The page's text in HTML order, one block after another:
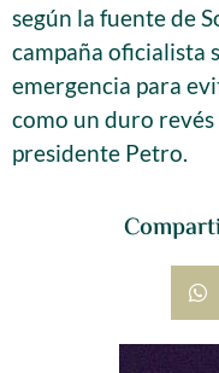
según la fuente de
campaña oficialista
emergencia para
como un duro
presidente Petro.